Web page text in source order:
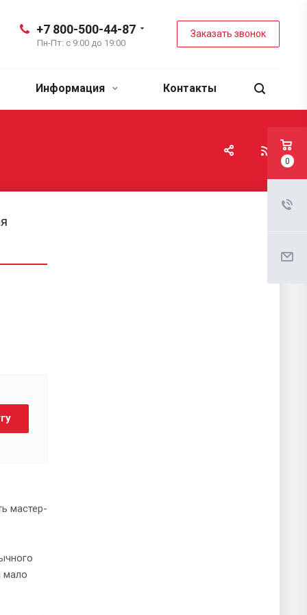
+7 800-500-44-87
Пн-Пт: с 9:00 до 19:00
Заказать звонок
Информация Контакты
мастер-
мало
0